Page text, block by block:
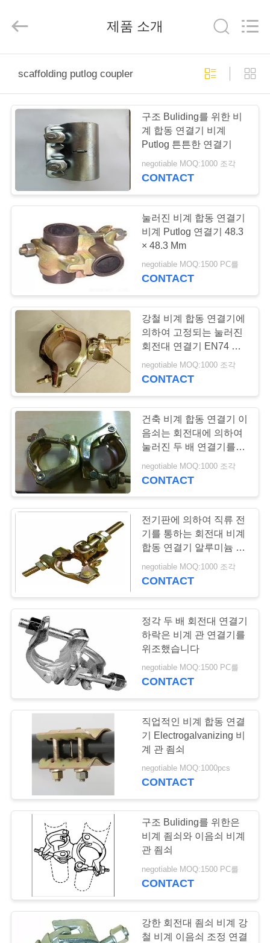
제
회
공
장
관
리
에
게
세
옴
구
Scaffold
Co.,
Rights
제품 소개
scaffolding putlog coupler
구조 Buliding를 위한 비
계 합동 연결기 비계
Putlog 튼튼한 연결기
negotiable MOQ:1000 조각
CONTACT
눌러진 비계 합동 연결기
비계 Putlog 연결기 48.3
× 48.3 Mm
negotiable MOQ:1500 PC를
CONTACT
강철 비계 합동 연결기에
의하여 고정되는 눌러진
회전대 연결기 EN74 기
negotiable MOQ:1000 조각
CONTACT
건축 비계 합동 연결기 이
음쇠는 회전대에 의하여
눌러진 두 배 연결기를 고
쳤습니다
negotiable MOQ:1000 조각
CONTACT
전기판에 의하여 직류 전
기를 통하는 회전대 비계
합동 연결기 알루미늄 비
계 죔쇠
negotiable MOQ:1000 조각
CONTACT
정각 두 배 회전대 연결기
하락은 비계 관 연결기를
위조했습니다
negotiable MOQ:1500 PC를
CONTACT
직업적인 비계 합동 연결
기 Electrogalvanizing 비
계 관 죔쇠
negotiable MOQ:1000pcs
CONTACT
구조 Buliding를 위한은
비계 죔쇠와 이음쇠 비계
관 죔쇠
negotiable MOQ:1500 PC를
CONTACT
강한 회전대 죔쇠 비계 강
철 비계 이음쇠 조정 연결